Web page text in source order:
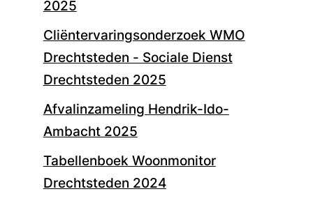
2025
Cliëntervaringsonderzoek WMO
Drechtsteden - Sociale Dienst
Drechtsteden 2025
Afvalinzameling Hendrik-Ido-
Ambacht 2025
Tabellenboek Woonmonitor
Drechtsteden 2024